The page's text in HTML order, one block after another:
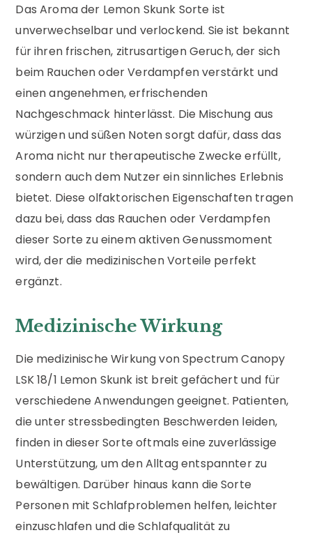
Das Aroma der Lemon Skunk Sorte ist
unverwechselbar und verlockend. Sie ist bekannt
für ihren frischen, zitrusartigen Geruch, der sich
beim Rauchen oder Verdampfen verstärkt und
einen angenehmen, erfrischenden
Nachgeschmack hinterlässt. Die Mischung aus
würzigen und süßen Noten sorgt dafür, dass das
Aroma nicht nur therapeutische Zwecke erfüllt,
sondern auch dem Nutzer ein sinnliches Erlebnis
bietet. Diese olfaktorischen Eigenschaften tragen
dazu bei, dass das Rauchen oder Verdampfen
dieser Sorte zu einem aktiven Genussmoment
wird, der die medizinischen Vorteile perfekt
ergänzt.
Medizinische Wirkung
Die medizinische Wirkung von Spectrum Canopy
LSK 18/1 Lemon Skunk ist breit gefächert und für
verschiedene Anwendungen geeignet. Patienten,
die unter stressbedingten Beschwerden leiden,
finden in dieser Sorte oftmals eine zuverlässige
Unterstützung, um den Alltag entspannter zu
bewältigen. Darüber hinaus kann die Sorte
Personen mit Schlafproblemen helfen, leichter
einzuschlafen und die Schlafqualität zu